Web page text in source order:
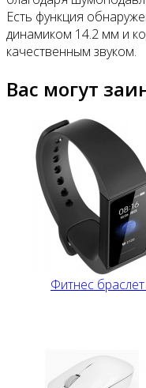
Есть функция
динамиком 14.2 мм и
качественным звуком.
Вас могут
Фитнес